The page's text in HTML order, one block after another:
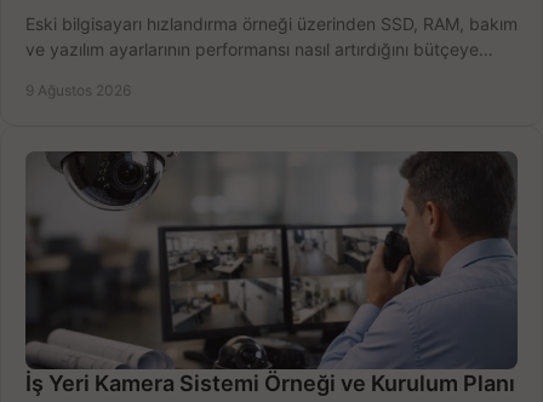
Eski bilgisayarı hızlandırma örneği üzerinden SSD, RAM, bakım
ve yazılım ayarlarının performansı nasıl artırdığını bütçeye
9 Ağustos 2026
İş Yeri Kamera Sistemi Örneği ve Kurulum Planı